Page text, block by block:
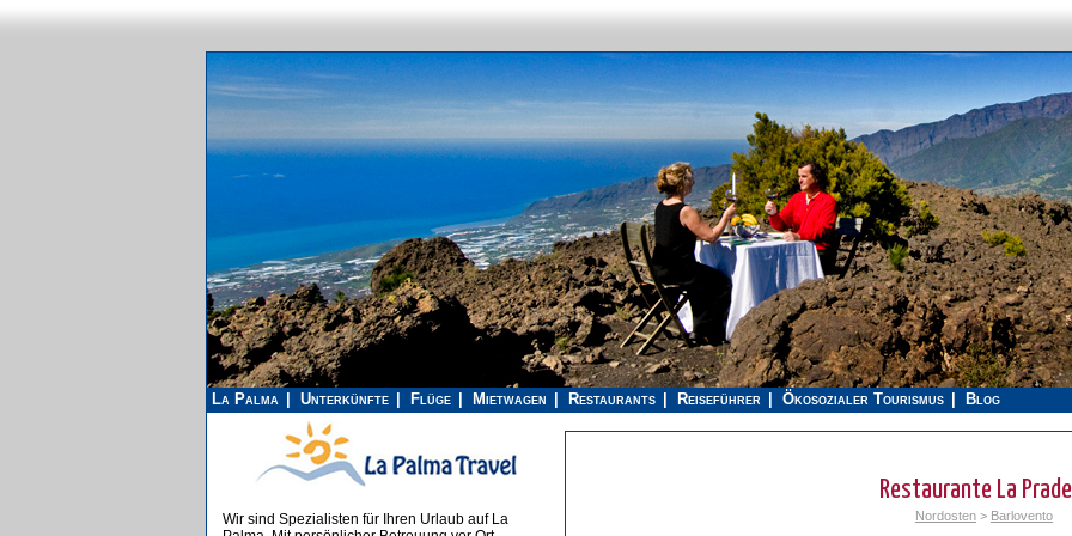
La Palma Unterkünfte Flüge Mietwagen Restaurants Reiseführer Ökosozialer Tourismus Blog
Restaurante La
Nordosten > Barlovento
Wir sind Spezialisten für Ihren Urlaub auf La